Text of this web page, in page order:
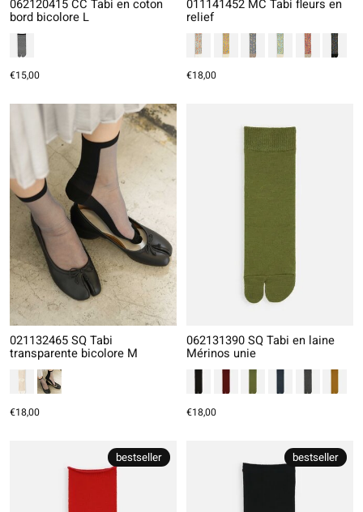
062120415 CC Tabi en coton
bord bicolore L
€15,00
011141452 MC Tabi fleurs en
relief
€18,00
021132465 SQ Tabi
transparente bicolore M
€18,00
062131390 SQ Tabi en laine
Mérinos unie
€18,00
bestseller bestseller